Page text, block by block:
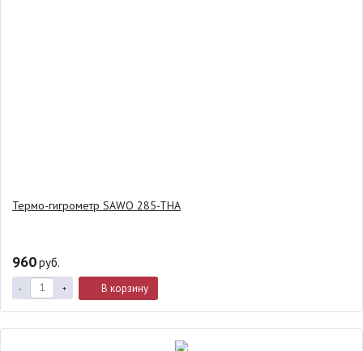
Термо-гигрометр SAWO 285-THA
960руб.
- + В корзину